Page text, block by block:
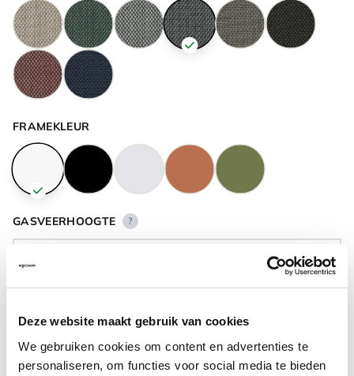
Deze website maakt gebruik van cookies
We gebruiken cookies om content en advertenties te
personaliseren, om functies voor social media te bieden
FRAMEKLEUR
GASVEERHOOGTE ?